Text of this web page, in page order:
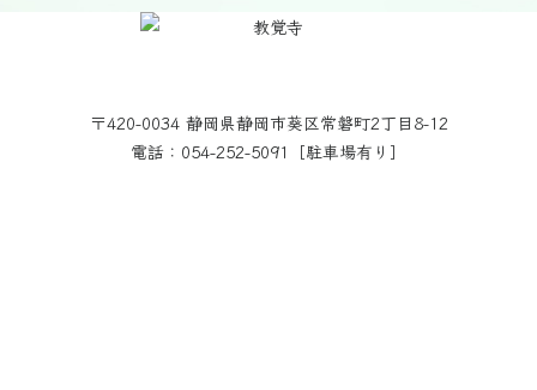
〒420-0034 静岡県静岡市葵区常磐町2丁目8-12
電話：054-252-5091［駐車場有り］